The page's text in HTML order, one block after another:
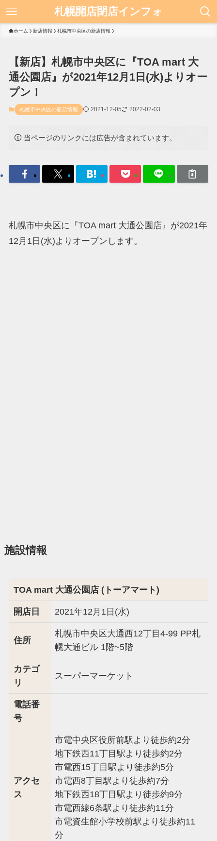
札幌開店閉店インフォ
ホーム 新店情報 札幌市中央区の新店情報
【新店】札幌市中央区に『TOA mart 大
通公園店』が2021年12月1日(水)よりオー
プン！
札幌市中央区の新店情報 2021-12-05 2022-02-03
当ページのリンクには広告が含まれています。
札幌市中央区に『TOA mart 大通公園店』が2021年
12月1日(水)よりオープンします。
施設情報
TOA mart 大通公園店 (トーアマート)
開店日 2021年12月1日(水)
住所
札幌市中央区大通西12丁目4-99 PP札
幌大通ビル 1階~5階
カテゴ
リ
スーパーマーケット
電話番
号
アクセ
ス
市電中央区役所前駅より徒歩約2分
地下鉄西11丁目駅より徒歩約2分
市電西15丁目駅より徒歩約5分
市電西8丁目駅より徒歩約7分
地下鉄西18丁目駅より徒歩約9分
市電西線6条駅より徒歩約11分
市電資生館小学校前駅より徒歩約11
分